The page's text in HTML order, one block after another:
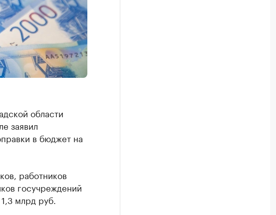
области
заявил
в бюджет на
работников
госучреждений
млрд руб.